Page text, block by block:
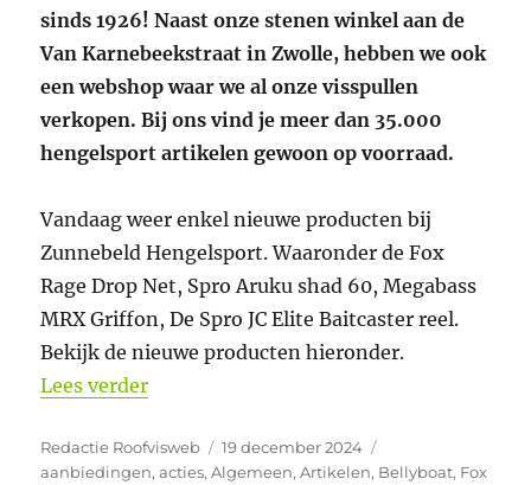
sinds 1926! Naast onze stenen winkel aan de
Van Karnebeekstraat in Zwolle, hebben we ook
een webshop waar we al onze visspullen
verkopen. Bij ons vind je meer dan 35.000
hengelsport artikelen gewoon op voorraad.
Vandaag weer enkel nieuwe producten bij
Zunnebeld Hengelsport. Waaronder de Fox
Rage Drop Net, Spro Aruku shad 60, Megabass
MRX Griffon, De Spro JC Elite Baitcaster reel.
Bekijk de nieuwe producten hieronder.
Lees verder“Nieuwe producten bij Zunnebeld
Auteur
Redactie Roofvisweb
Geplaatst
op
19 december 2024
aanbiedingen,acties,Algemeen,Artikelen, Bellyboat, Fox